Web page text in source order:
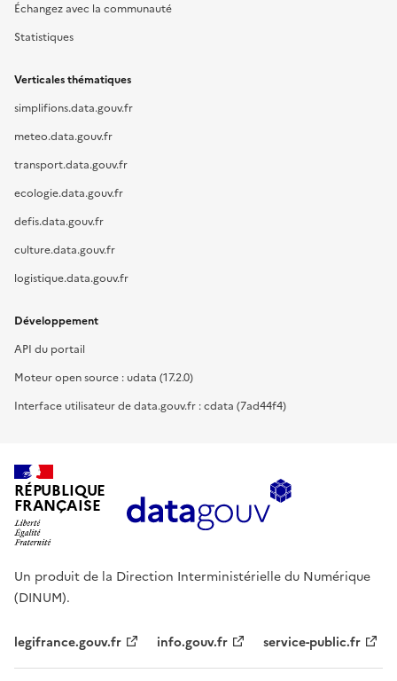
Échangez avec la communauté
Statistiques
Verticales thématiques
simplifions.data.gouv.fr
meteo.data.gouv.fr
transport.data.gouv.fr
ecologie.data.gouv.fr
defis.data.gouv.fr
culture.data.gouv.fr
logistique.data.gouv.fr
Développement
API du portail
Moteur open source : udata (17.2.0)
Interface utilisateur de data.gouv.fr : cdata (7ad44f4)
RÉPUBLIQUE
FRANÇAISE
Un produit de la Direction Interministérielle du Numérique
(DINUM).
legifrance.gouv.fr info.gouv.fr service-public.fr